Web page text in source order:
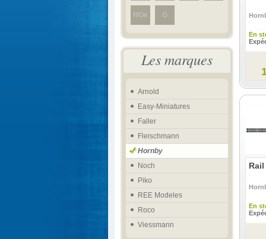
HOe G
Les marques
Arnold
Easy-Miniatures
Faller
Fleischmann
Hornby
Noch
Piko
REE Modeles
Roco
Viessmann
En
En